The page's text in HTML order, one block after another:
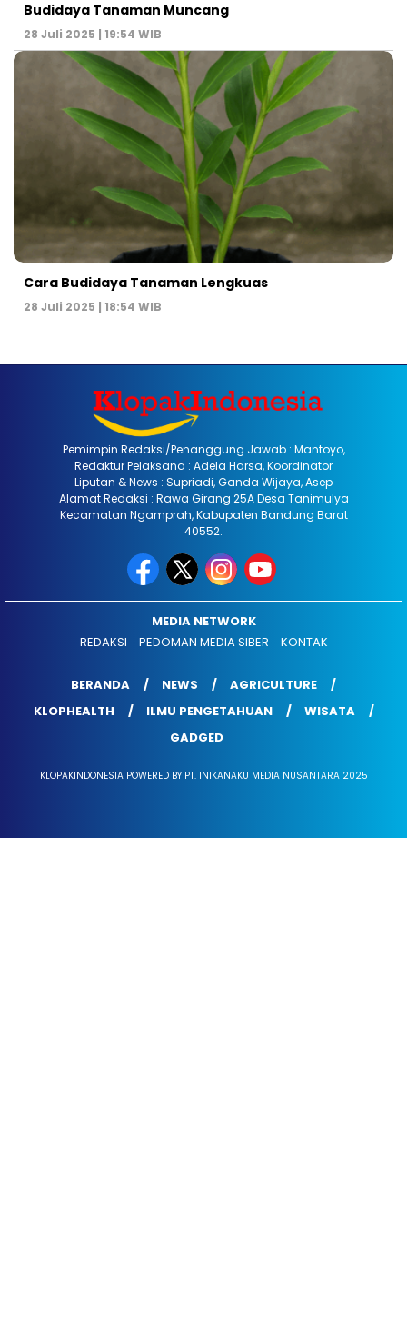
Budidaya Tanaman Muncang
28 Juli 2025 | 19:54 WIB
Cara Budidaya Tanaman Lengkuas
28 Juli 2025 | 18:54 WIB
Pemimpin Redaksi/Penanggung Jawab : Mantoyo,
Redaktur Pelaksana : Adela Harsa, Koordinator
Liputan & News : Supriadi, Ganda Wijaya, Asep
Alamat Redaksi : Rawa Girang 25A Desa Tanimulya
Kecamatan Ngamprah, Kabupaten Bandung Barat
40552.
MEDIA NETWORK
REDAKSI
PEDOMAN MEDIA SIBER KONTAK
BERANDA NEWS
AGRICULTURE
KLOPHEALTH
ILMU PENGETAHUAN
WISATA
GADGED
KLOPAKINDONESIA POWERED BY PT. INIKANAKU MEDIA NUSANTARA 2025